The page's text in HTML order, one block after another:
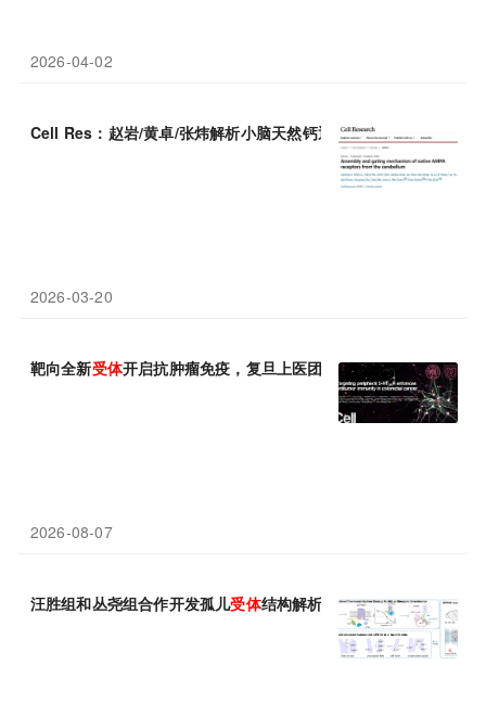
2026-04-02
Cell Res：赵岩/黄卓/张炜解析小脑天然钙通透性AMPA受体
2026-03-20
靶向全新受体开启抗肿瘤免疫，复旦上医团队Cell发文
2026-08-07
汪胜组和丛尧组合作开发孤儿受体结构解析新策略